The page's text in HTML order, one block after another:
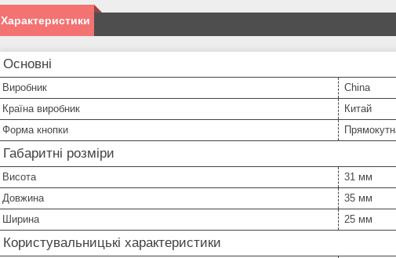
Характеристики
Основні
Виробник
China
Країна виробник
Китай
Форма кнопки
Габаритні розміри
Висота
31 мм
Довжина
35 мм
Ширина
25 мм
Користувальницькі характеристики